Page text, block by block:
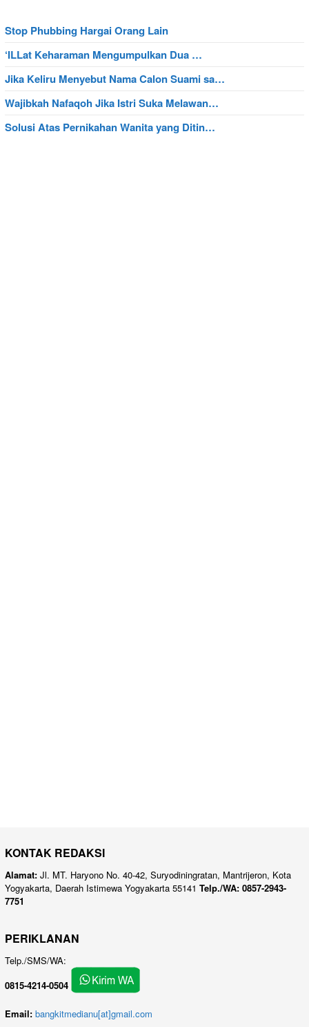
Stop Phubbing Hargai Orang Lain
‘ILLat Keharaman Mengumpulkan Dua …
Jika Keliru Menyebut Nama Calon Suami sa…
Wajibkah Nafaqoh Jika Istri Suka Melawan…
Solusi Atas Pernikahan Wanita yang Ditin…
KONTAK REDAKSI
Alamat: Jl. MT. Haryono No. 40-42, Suryodiningratan, Mantrijeron, Kota
Yogyakarta, Daerah Istimewa Yogyakarta 55141 Telp./WA: 0857-2943-
7751
PERIKLANAN
Telp./SMS/WA:
0815-4214-0504
Email: bangkitmedianu[at]gmail.com